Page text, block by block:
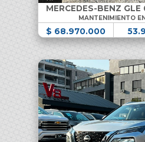
MERCEDES-BENZ GLE
MANTENIMIENTO
$ 68.970.000